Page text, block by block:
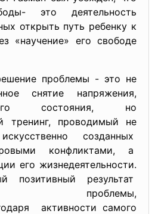
это деятельность
открыть путь ребенку к
«научение» его свободе
проблемы - это не
снятие напряжения,
состояния, но
тренинг, проводимый не
созданных
конфликтами, а
его жизнедеятельности.
позитивный результат
проблемы,
активности самого